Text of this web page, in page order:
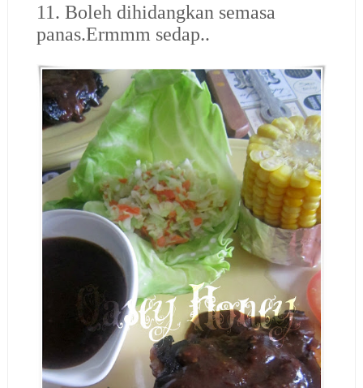
11. Boleh dihidangkan semasa
panas.Ermmm sedap..